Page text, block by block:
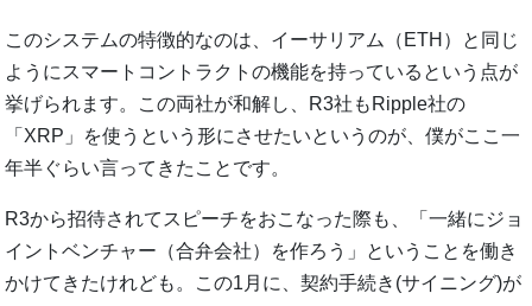
このシステムの特徴的なのは、イーサリアム（ETH）と同じ
ようにスマートコントラクトの機能を持っているという点が
挙げられます。この両社が和解し、R3社もRipple社の
「XRP」を使うという形にさせたいというのが、僕がここ一
年半ぐらい言ってきたことです。
R3から招待されてスピーチをおこなった際も、「一緒にジョ
イントベンチャー（合弁会社）を作ろう」ということを働き
かけてきたけれども。この1月に、契約手続き(サイニング)が